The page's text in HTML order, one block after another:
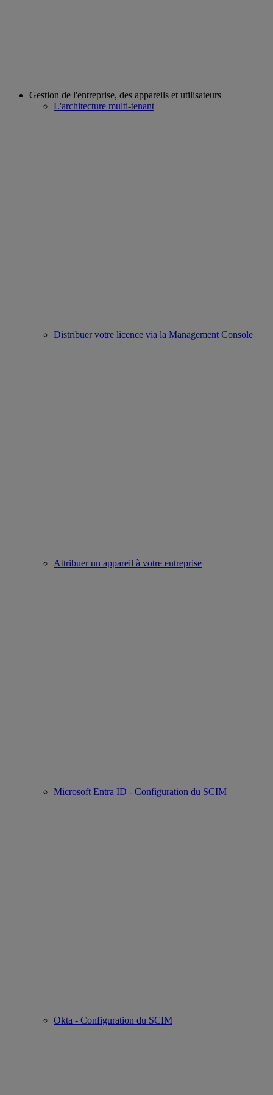
Gestion de l'entreprise, des appareils et utilisateurs
L'architecture multi-tenant
Distribuer votre licence via la Management Console
Attribuer un appareil à votre entreprise
Microsoft Entra ID - Configuration du SCIM
Okta - Configuration du SCIM